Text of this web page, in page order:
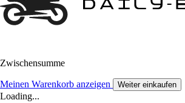
Zwischensumme
Meinen Warenkorb anzeigen Weiter einkaufen
Loading...